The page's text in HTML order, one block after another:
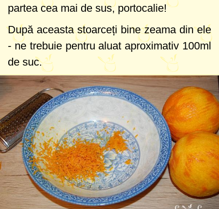
partea cea mai de sus, portocalie!
După aceasta stoarceți bine zeama din ele
- ne trebuie pentru aluat aproximativ 100ml
de suc.